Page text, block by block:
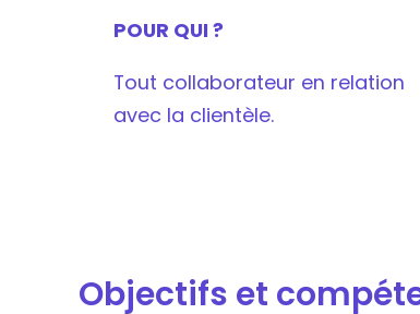
POUR QUI ?
Tout collaborateur en relation
avec la clientèle.
Objectifs et